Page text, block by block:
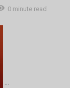
0 minute read